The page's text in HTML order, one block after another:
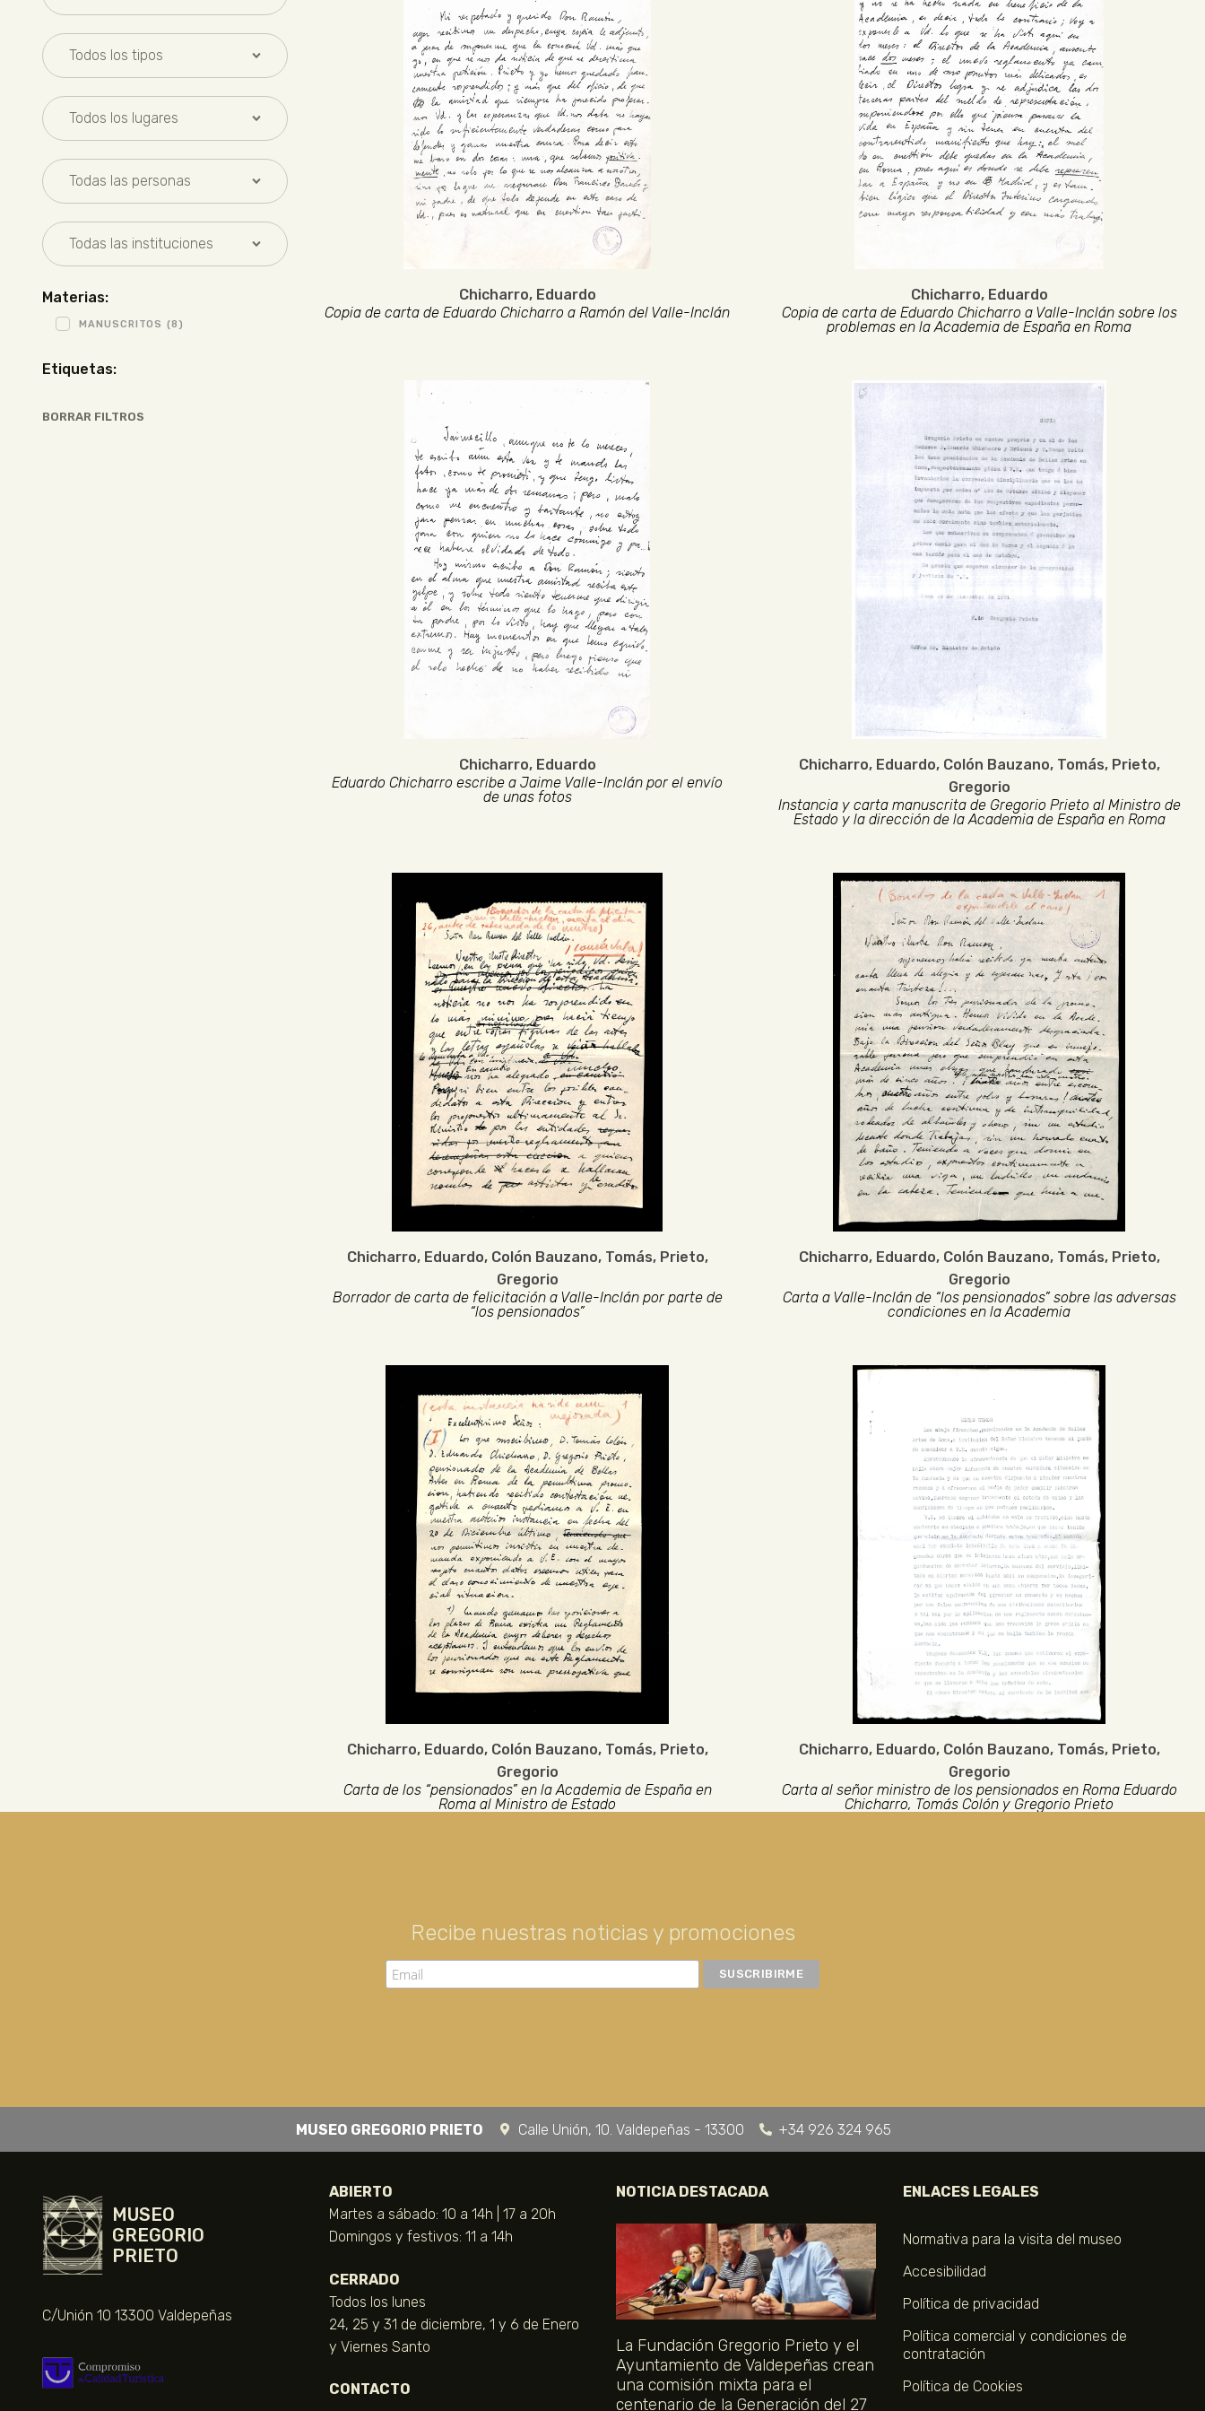
Materias:
MANUSCRITOS (8)
Etiquetas:
BORRAR FILTROS
Chicharro, Eduardo
Copia de carta de Eduardo Chicharro a Ramón del Valle-Inclán
Chicharro, Eduardo
Copia de carta de Eduardo Chicharro a Valle-Inclán sobre los
problemas en la Academia de España en Roma
Chicharro, Eduardo
Eduardo Chicharro escribe a Jaime Valle-Inclán por el envío
de unas fotos
Chicharro, Eduardo, Colón Bauzano, Tomás, Prieto,
Gregorio
Instancia y carta manuscrita de Gregorio Prieto al Ministro de
Estado y la dirección de la Academia de España en Roma
Chicharro, Eduardo, Colón Bauzano, Tomás, Prieto,
Gregorio
Borrador de carta de felicitación a Valle-Inclán por parte de
“los pensionados”
Chicharro, Eduardo, Colón Bauzano, Tomás, Prieto,
Gregorio
Carta a Valle-Inclán de “los pensionados” sobre las adversas
condiciones en la Academia
Chicharro, Eduardo, Colón Bauzano, Tomás, Prieto,
Gregorio
Carta de los “pensionados” en la Academia de España en
Roma al Ministro de Estado
Chicharro, Eduardo, Colón Bauzano, Tomás, Prieto,
Gregorio
Carta al señor ministro de los pensionados en Roma Eduardo
Chicharro, Tomás Colón y Gregorio Prieto
Recibe nuestras noticias y promociones
MUSEO GREGORIO PRIETO Calle Unión, 10. Valdepeñas - 13300 +34 926 324 965
MUSEO
GREGORIO
PRIETO
C/Unión 10 13300 Valdepeñas
ABIERTO
Martes a sábado: 10 a 14h | 17 a 20h
Domingos y festivos: 11 a 14h
CERRADO
Todos los lunes
24, 25 y 31 de diciembre, 1 y 6 de Enero
y Viernes Santo
CONTACTO
NOTICIA DESTACADA
La Fundación Gregorio Prieto y el
Ayuntamiento de Valdepeñas crean
una comisión mixta para el
centenario de la Generación del 27
ENLACES LEGALES
Normativa para la visita del museo
Accesibilidad
Política de privacidad
Política comercial y condiciones de
contratación
Política de Cookies